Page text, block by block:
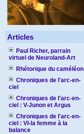
Articles
Paul Richer, parrain
virtuel de Neuroland-Art
Rhétorique du caméléon
Chroniques de l'arc-en-
ciel
Chroniques de l'arc-en-
ciel : V-Junon et Argus
Chroniques de l'arc-en-
ciel : VI-la femme à la
balance